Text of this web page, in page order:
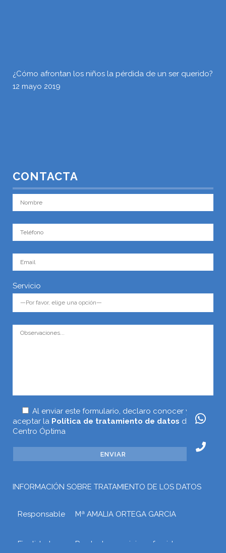
¿Cómo afrontan los niños la pérdida de un ser querido?
12 mayo 2019
CONTACTA
Servicio
Al enviar este formulario, declaro conocer y
aceptar la Política de tratamiento de datos de
Centro Óptima
INFORMACIÓN SOBRE TRATAMIENTO DE LOS DATOS
Responsable Mª AMALIA ORTEGA GARCIA
Finalidad
Prestar los servicios ofrecidos a